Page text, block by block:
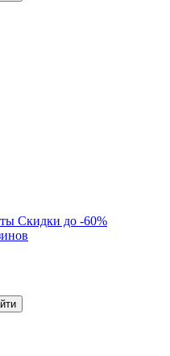
Скидки до -60%